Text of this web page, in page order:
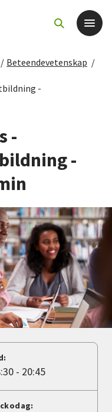
/ Beteendevetenskap /
-
-
-
- 20:45